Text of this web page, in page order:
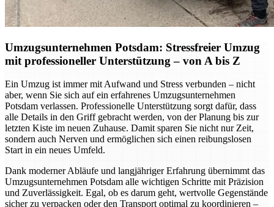
Umzugsunternehmen Potsdam: Stressfreier Umzug
mit professioneller Unterstützung – von A bis Z
Ein Umzug ist immer mit Aufwand und Stress verbunden – nicht
aber, wenn Sie sich auf ein erfahrenes Umzugsunternehmen
Potsdam verlassen. Professionelle Unterstützung sorgt dafür, dass
alle Details in den Griff gebracht werden, von der Planung bis zur
letzten Kiste im neuen Zuhause. Damit sparen Sie nicht nur Zeit,
sondern auch Nerven und ermöglichen sich einen reibungslosen
Start in ein neues Umfeld.
Dank moderner Abläufe und langjähriger Erfahrung übernimmt das
Umzugsunternehmen Potsdam alle wichtigen Schritte mit Präzision
und Zuverlässigkeit. Egal, ob es darum geht, wertvolle Gegenstände
sicher zu verpacken oder den Transport optimal zu koordinieren –